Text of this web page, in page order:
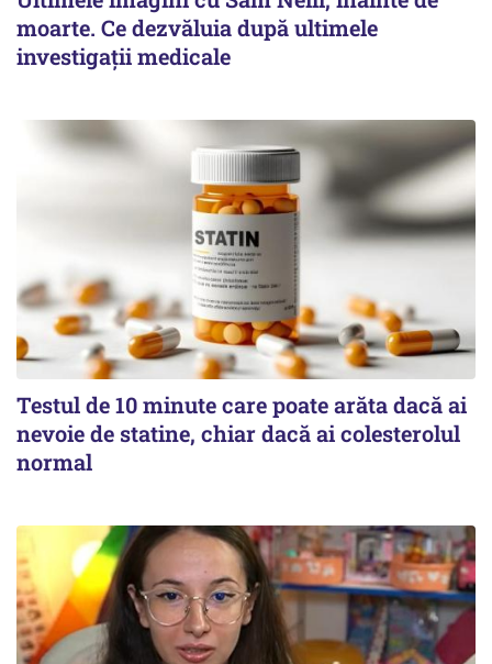
moarte. Ce dezvăluia după ultimele
investigații medicale
Testul de 10 minute care poate arăta dacă ai
nevoie de statine, chiar dacă ai colesterolul
normal